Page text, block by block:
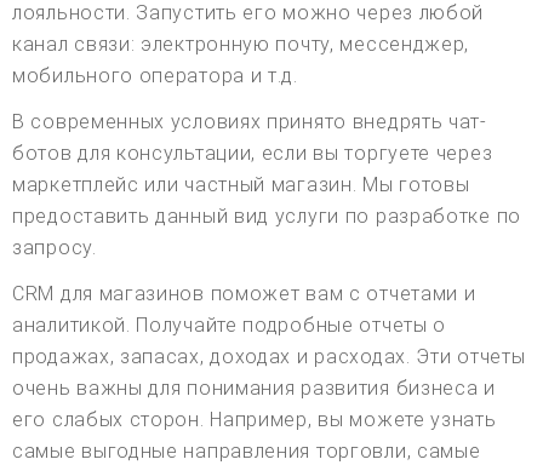
лояльности. Запустить его можно через любой
канал связи: электронную почту, мессенджер,
мобильного оператора и т.д.
В современных условиях принято внедрять чат-
ботов для консультации, если вы торгуете через
маркетплейс или частный магазин. Мы готовы
предоставить данный вид услуги по разработке по
запросу.
CRM для магазинов поможет вам с отчетами и
аналитикой. Получайте подробные отчеты о
продажах, запасах, доходах и расходах. Эти отчеты
очень важны для понимания развития бизнеса и
его слабых сторон. Например, вы можете узнать
самые выгодные направления торговли, самые